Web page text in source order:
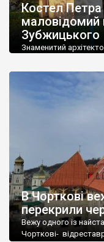
Костел Петра
маловідомий
Зубжицького
Знаменитий
у 15 храмах ним
житлових і
120 сакральних та
дітищ є храм Матері
Станіслава (він ж
В Чорткові
перекрили
Вежу одного із
Чорткові-